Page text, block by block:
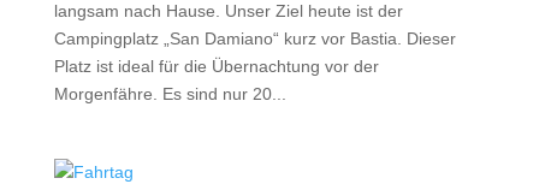
langsam nach Hause. Unser Ziel heute ist der
Campingplatz „San Damiano“ kurz vor Bastia. Dieser
Platz ist ideal für die Übernachtung vor der
Morgenfähre. Es sind nur 20...